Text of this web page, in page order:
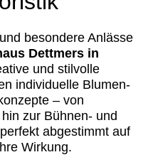
besondere Anlässe
Dettmers in
und stilvolle
individuelle Blumen-
– von
zur Bühnen- und
abgestimmt auf
Wirkung.